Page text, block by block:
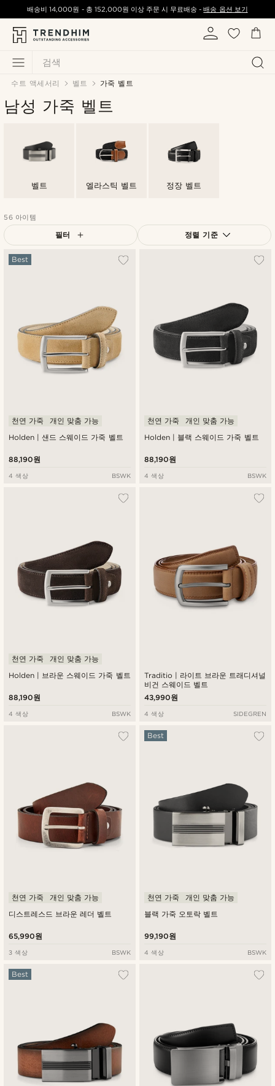
검색
배송비14,000원 - 총 152,000원 이상 주문 시 무료배송 -배송 옵션 보기
수트 액세서리 벨트 가죽 벨트
남성 가죽 벨트
벨트 엘라스틱 벨트 정장 벨트
56 아이템
필터 정렬 기준
Holden | 샌드 스웨이드 가죽 벨트
Best
천연 가죽 개인 맞춤 가능
88,190원
4 색상 BSWK
Holden | 블랙 스웨이드 가죽 벨트
천연 가죽 개인 맞춤 가능
88,190원
4 색상 BSWK
Holden | 브라운 스웨이드 가죽 벨트
천연 가죽 개인 맞춤 가능
88,190원
4 색상 BSWK
Traditio | 라이트 브라운 트래디셔널
비건 스웨이드 벨트
43,990원
4 색상 SIDEGREN
디스트레스드 브라운 레더 벨트
천연 가죽 개인 맞춤 가능
65,990원
3 색상 BSWK
블랙 가죽 오토락 벨트
Best
천연 가죽 개인 맞춤 가능
99,190원
4 색상 BSWK
Best